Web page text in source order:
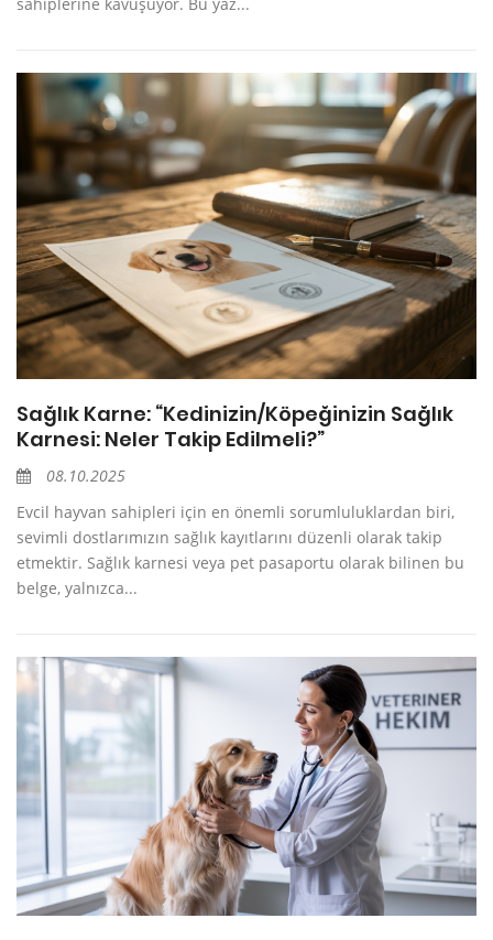
Sağlık Karne: “Kedinizin/Köpeğinizin Sağlık
Karnesi: Neler Takip Edilmeli?”
08.10.2025
Evcil hayvan sahipleri için en önemli sorumluluklardan biri,
sevimli dostlarımızın sağlık kayıtlarını düzenli olarak takip
etmektir. Sağlık karnesi veya pet pasaportu olarak bilinen bu
belge, yalnızca...